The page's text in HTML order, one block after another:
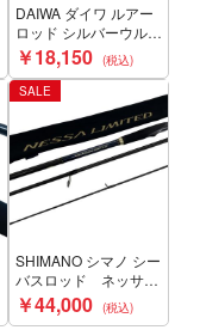
DAIWA ダイワ ルアー
ロッド シルバーウルフ
MX 76MLB-S・Q
05802030 Bランク
￥18,150
SALE
SHIMANO シマノ シー
バスロッド ネッサリ
ミテッド S104MH
38868 Bランク
￥44,000